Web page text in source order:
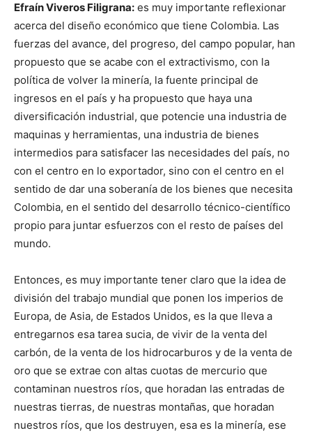
Efraín Viveros Filigrana: es muy importante reflexionar
acerca del diseño económico que tiene Colombia. Las
fuerzas del avance, del progreso, del campo popular, han
propuesto que se acabe con el extractivismo, con la
política de volver la minería, la fuente principal de
ingresos en el país y ha propuesto que haya una
diversificación industrial, que potencie una industria de
maquinas y herramientas, una industria de bienes
intermedios para satisfacer las necesidades del país, no
con el centro en lo exportador, sino con el centro en el
sentido de dar una soberanía de los bienes que necesita
Colombia, en el sentido del desarrollo técnico-científico
propio para juntar esfuerzos con el resto de países del
mundo.
Entonces, es muy importante tener claro que la idea de
división del trabajo mundial que ponen los imperios de
Europa, de Asia, de Estados Unidos, es la que lleva a
entregarnos esa tarea sucia, de vivir de la venta del
carbón, de la venta de los hidrocarburos y de la venta de
oro que se extrae con altas cuotas de mercurio que
contaminan nuestros ríos, que horadan las entradas de
nuestras tierras, de nuestras montañas, que horadan
nuestros ríos, que los destruyen, esa es la minería, ese